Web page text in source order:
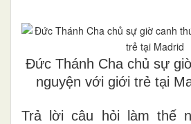
Đức Thánh Cha chủ sự
nguyện với giới trẻ tại
Trả lời câu hỏi làm thế